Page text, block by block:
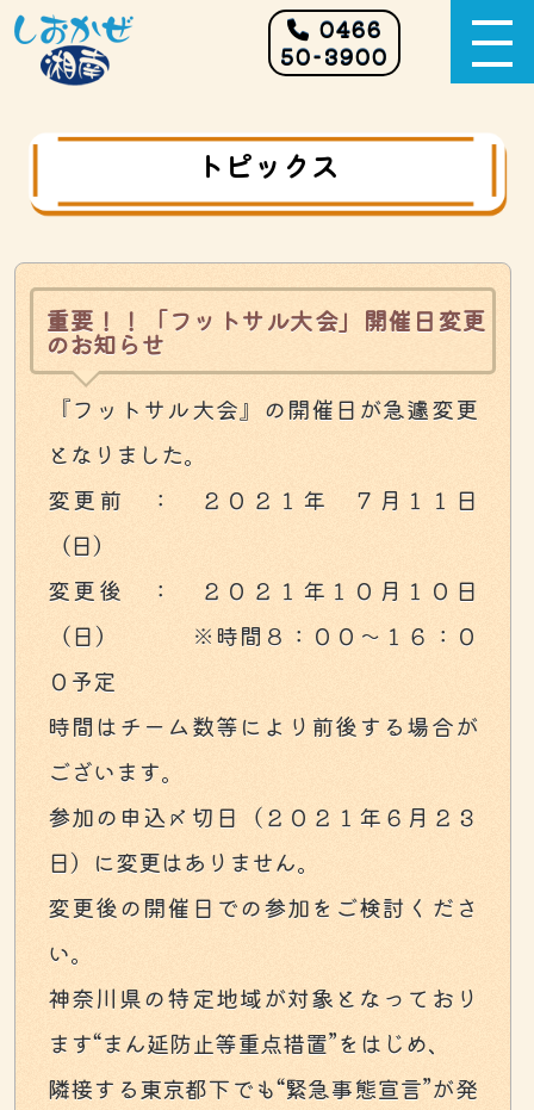
0466
50-3900
トピックス
重要！！「フットサル大会」開催日変更
のお知らせ
『フットサル大会』の開催日が急遽変更
となりました。
変更前 ： ２０２１年 ７月１１日
（日）
変更後 ： ２０２１年１０月１０日
（日） ※時間８：００～１６：０
０予定
時間はチーム数等により前後する場合が
ございます。
参加の申込〆切日（２０２１年６月２３
日）に変更はありません。
変更後の開催日での参加をご検討くださ
い。
神奈川県の特定地域が対象となっており
ます“まん延防止等重点措置”をはじめ、
隣接する東京都下でも“緊急事態宣言”が発